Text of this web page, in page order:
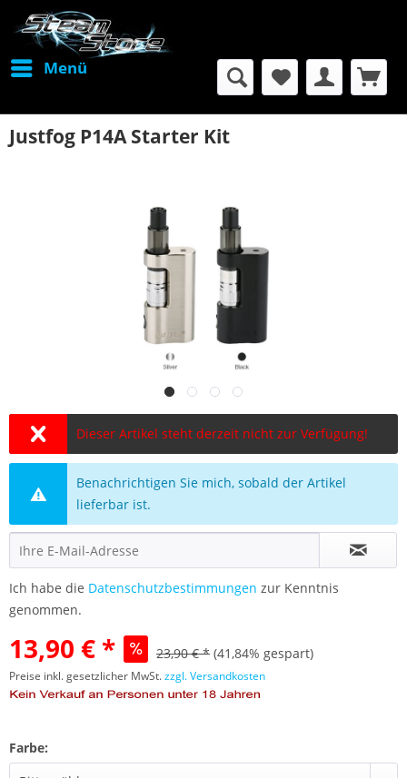
Menü
Justfog P14A Starter Kit
Dieser Artikel steht derzeit nicht zur Verfügung!
Benachrichtigen Sie mich, sobald der Artikel
lieferbar ist.
Ich habe die Datenschutzbestimmungen zur Kenntnis
genommen.
13,90 € * 23,90 € * (41,84% gespart)
Preise inkl. gesetzlicher MwSt.zzgl. Versandkosten
Farbe: